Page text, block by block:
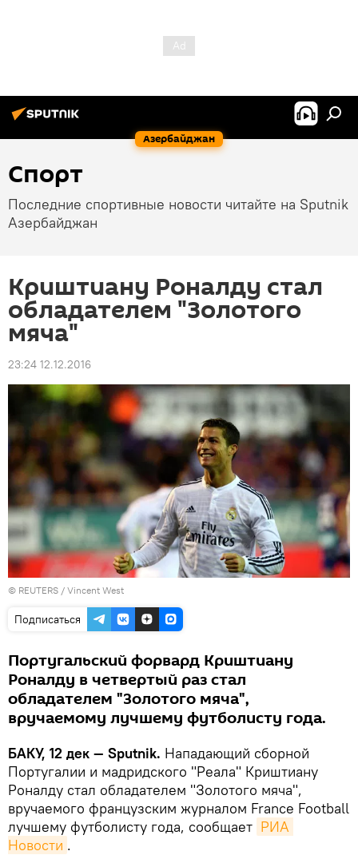
Азербайджан
Спорт
Последние спортивные новости читайте на Sputnik
Азербайджан
Криштиану Роналду стал
обладателем "Золотого
мяча"
23:24 12.12.2016
© REUTERS / Vincent West
Подписаться
Португальский форвард Криштиану
Роналду в четвертый раз стал
обладателем "Золотого мяча",
вручаемому лучшему футболисту года.
БАКУ, 12 дек — Sputnik. Нападающий сборной
Португалии и мадридского "Реала" Криштиану
Роналду стал обладателем "Золотого мяча",
вручаемого французским журналом France Football
лучшему футболисту года, сообщает РИА
Новости .